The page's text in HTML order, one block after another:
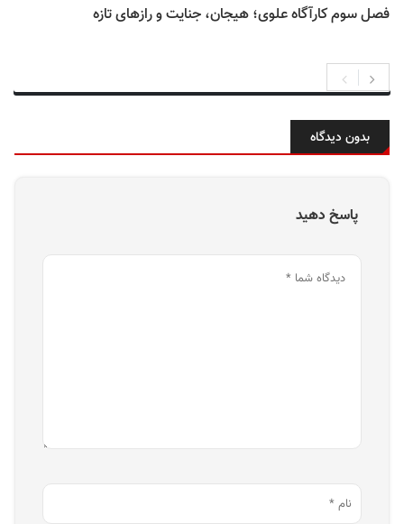
فصل سوم کارآگاه علوی؛ هیجان، جنایت و رازهای تازه
بدون دیدگاه
پاسخ دهید